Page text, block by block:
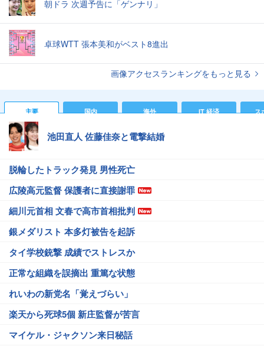
朝ドラ 次週予告に「ゲンナリ」
卓球WTT 張本美和がベスト8進出
画像アクセスランキングをもっと見る
主要 国内 海外 IT 経済 ス
池田直人 佐藤佳奈と電撃結婚
脱輪したトラック発見 男性死亡
広陵高元監督 保護者に直接謝罪
細川元首相 文春で高市首相批判
銀メダリスト 本多灯被告を起訴
タイ学校銃撃 成績でストレスか
正常な組織を誤摘出 重篤な状態
れいわの新党名「覚えづらい」
楽天から死球5個 新庄監督が苦言
マイケル・ジャクソン来日秘話